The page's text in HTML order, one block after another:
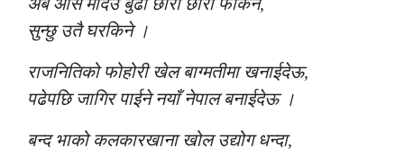
सुन्छु उतै घरकिने ।
राजनितिको फोहोरी खेल बाग्मतीमा खनाईदेऊ,
पढेपछि जागिर पाईने नयाँ नेपाल बनाईदेऊ ।
बन्द भाको कलकारखाना खोल उद्योग धन्दा,